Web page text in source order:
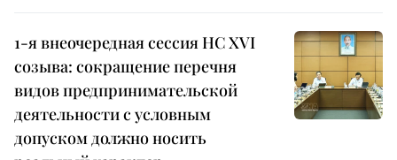
1-я внеочередная сессия НС XVI
созыва: сокращение перечня
видов предпринимательской
деятельности с условным
допуском должно носить